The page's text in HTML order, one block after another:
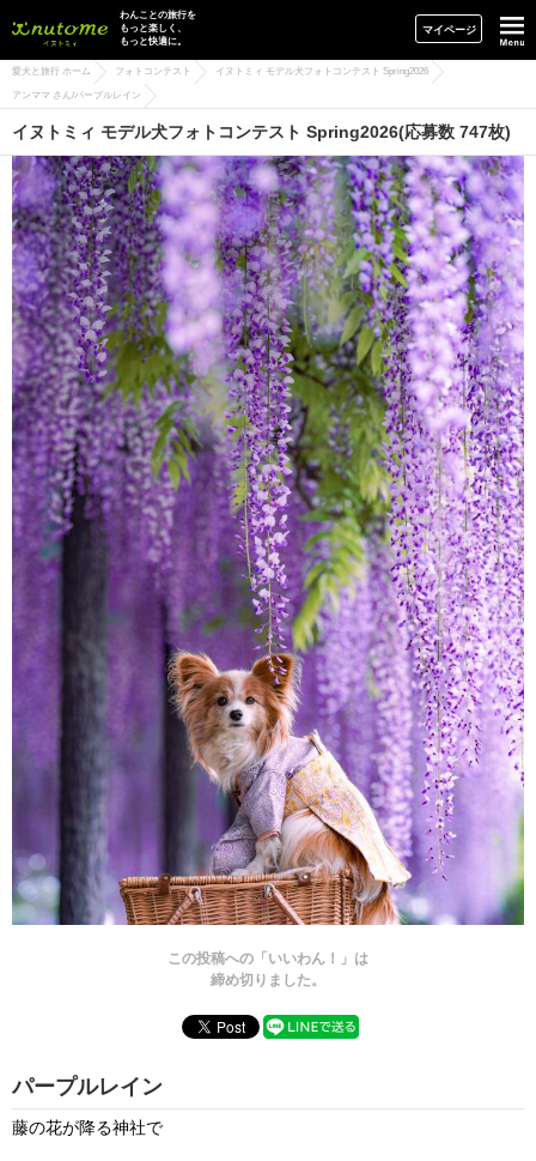
イヌトミィ
わんことの旅行を
もっと楽しく、
もっと快適に。
マイページ
愛犬と旅行 ホーム フォトコンテスト イヌトミィ モデル犬フォトコンテスト Spring2026
アンママ さん/パープルレイン
イヌトミィ モデル犬フォトコンテスト Spring2026(応募数 747枚)
この投稿への「いいわん！」は
締め切りました。
パープルレイン
藤の花が降る神社で